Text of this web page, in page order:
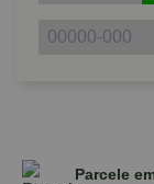
Parcele